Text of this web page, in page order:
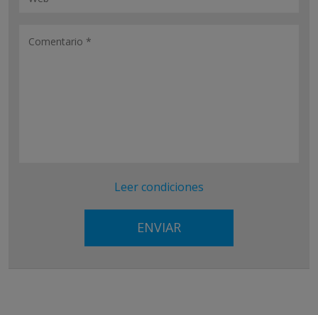
Leer condiciones